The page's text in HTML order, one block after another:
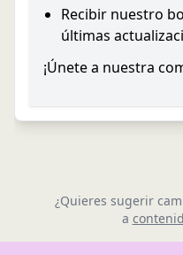
Recibir nuestro
últimas
¡Únete a nuestra
¿Quieres sugerir
a